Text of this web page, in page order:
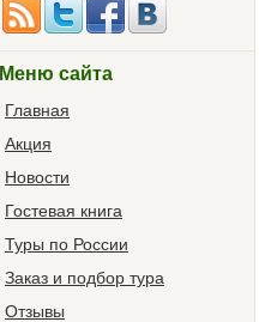
Меню сайта
Главная
Акция
Новости
Гостевая книга
Туры по России
Заказ и подбор тура
Отзывы